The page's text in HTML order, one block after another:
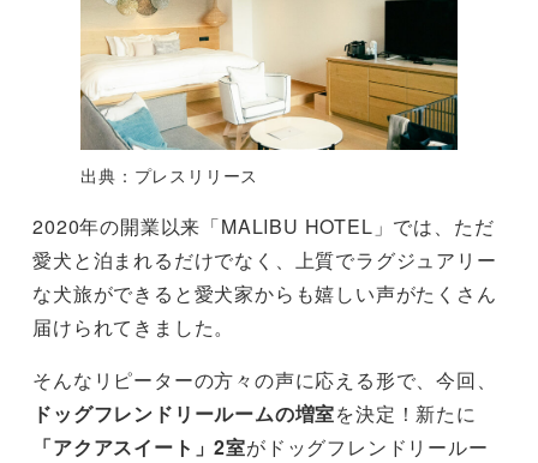
出典：プレスリリース
2020年の開業以来「MALIBU HOTEL」では、ただ
愛犬と泊まれるだけでなく、上質でラグジュアリー
な犬旅ができると愛犬家からも嬉しい声がたくさん
届けられてきました。
そんなリピーターの方々の声に応える形で、今回、
ドッグフレンドリールームの増室を決定！新たに
「アクアスイート」2室がドッグフレンドリールー